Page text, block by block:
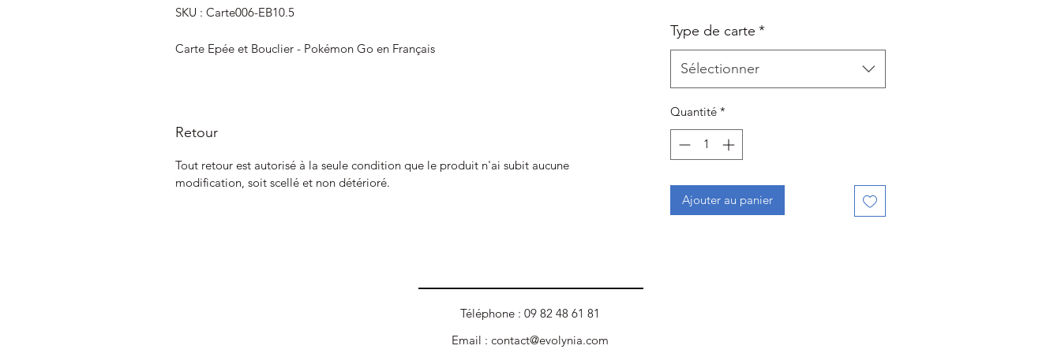
SKU : Carte006-EB10.5
Carte Epée et Bouclier - Pokémon Go en Français
Retour
Tout retour est autorisé à la seule condition que le produit n'ai subit aucune
modification, soit scellé et non détérioré.
Type de carte *
Sélectionner
Quantité *
Ajouter au panier
Téléphone : 09 82 48 61 81
Email : contact@evolynia.com